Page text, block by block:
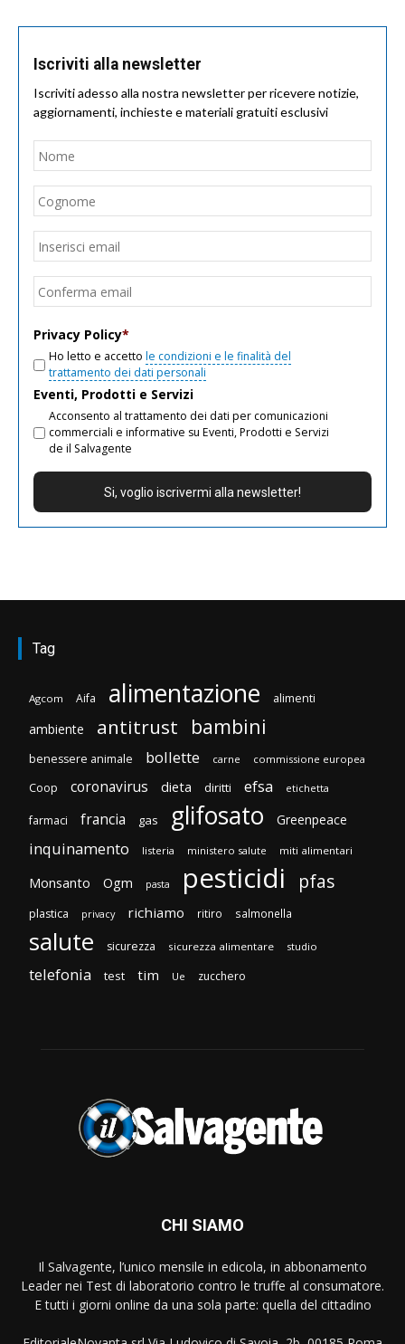
Iscriviti alla newsletter
Iscriviti adesso alla nostra newsletter per ricevere notizie,
aggiornamenti, inchieste e materiali gratuiti esclusivi
Nome
Email
Privacy Policy*
Ho letto e accetto le condizioni e le finalità del
trattamento dei dati personali
Eventi, Prodotti e Servizi
Acconsento al trattamento dei dati per comunicazioni
commerciali e informative su Eventi, Prodotti e Servizi
de il Salvagente
Tag
Agcom Aifa alimentazione alimenti
ambiente antitrust bambini
benessere animale bollette carne commissione europea
Coop coronavirus dieta diritti efsa etichetta
farmaci francia gas glifosato Greenpeace
inquinamento listeria ministero salute miti alimentari
Monsanto Ogm pasta pesticidi pfas
plastica privacy richiamo ritiro salmonella
salute sicurezza sicurezza alimentare studio
telefonia test tim Ue zucchero
CHI SIAMO
Il Salvagente, l’unico mensile in edicola, in abbonamento
Leader nei Test di laboratorio contro le truffe al consumatore.
E tutti i giorni online da una sola parte: quella del cittadino